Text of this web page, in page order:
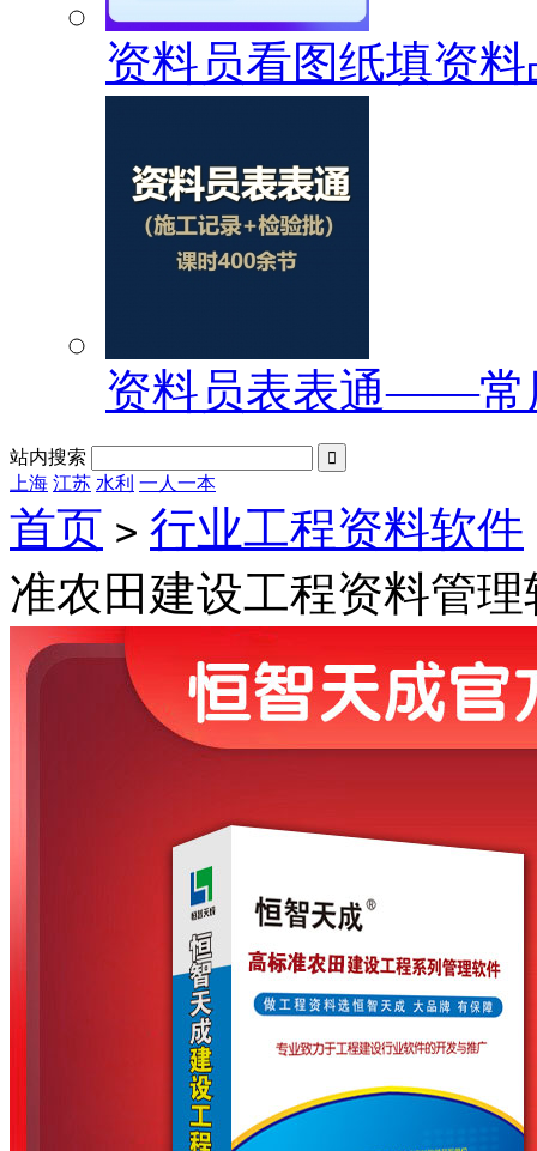
资料员看图纸填资
资料员表表通——常
站内搜索 
上海 江苏 水利 一人一本
首页 > 行业工程资料软件
准农田建设工程资料管理